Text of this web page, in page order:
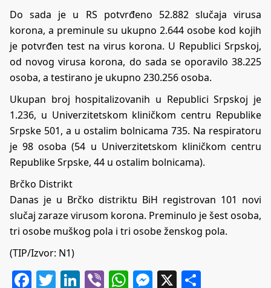
Do sada je u RS potvrđeno 52.882 slučaja virusa
korona, a preminule su ukupno 2.644 osobe kod kojih
je potvrđen test na virus korona. U Republici Srpskoj,
od novog virusa korona, do sada se oporavilo 38.225
osoba, a testirano je ukupno 230.256 osoba.
Ukupan broj hospitalizovanih u Republici Srpskoj je
1.236, u Univerzitetskom kliničkom centru Republike
Srpske 501, a u ostalim bolnicama 735. Na respiratoru
je 98 osoba (54 u Univerzitetskom kliničkom centru
Republike Srpske, 44 u ostalim bolnicama).
Brčko Distrikt
Danas je u Brčko distriktu BiH registrovan 101 novi
slučaj zaraze virusom korona. Preminulo je šest osoba,
tri osobe muškog pola i tri osobe ženskog pola.
(TIP/Izvor: N1)
Facebook
Twitter
LinkedIn
ViberWhatsApp
Messenger
X